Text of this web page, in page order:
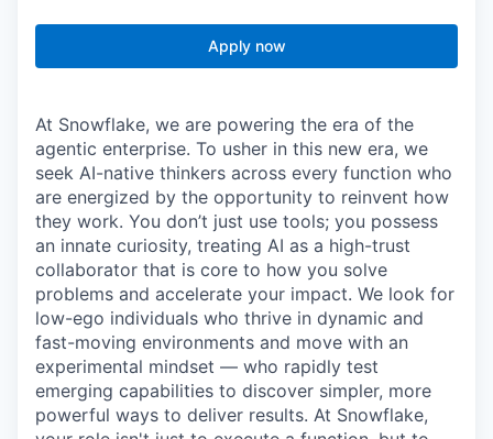
Apply now
At Snowflake, we are powering the era of the
agentic enterprise. To usher in this new era, we
seek AI-native thinkers across every function who
are energized by the opportunity to reinvent how
they work. You don’t just use tools; you possess
an innate curiosity, treating AI as a high-trust
collaborator that is core to how you solve
problems and accelerate your impact. We look for
low-ego individuals who thrive in dynamic and
fast-moving environments and move with an
experimental mindset — who rapidly test
emerging capabilities to discover simpler, more
powerful ways to deliver results. At Snowflake,